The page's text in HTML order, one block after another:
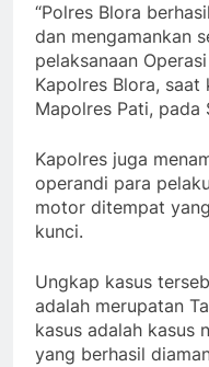
“Polres Blora
dan mengamankan
pelaksanaan
Kapolres Blora,
Mapolres Pati, pada
Kapolres juga
operandi para
motor ditempat
kunci.
Ungkap kasus
adalah merupatan
kasus adalah kasus
yang berhasil